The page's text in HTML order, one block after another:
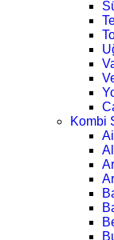
Kombi